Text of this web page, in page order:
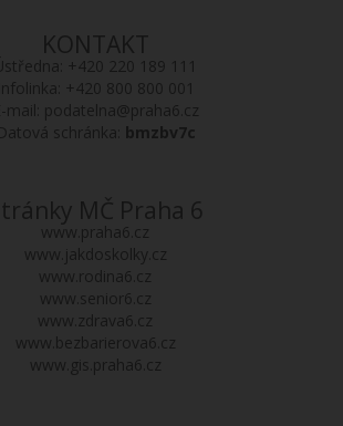
KONTAKT
+420 220 189 111
Infolinka: +420 800 800 001
mail: podatelna@praha6.cz
schránka: bmzbv7c
MČ Praha 6
www.praha6.cz
www.jakdoskolky.cz
www.rodina6.cz
www.senior6.cz
www.zdrava6.cz
www.bezbarierova6.cz
www.gis.praha6.cz